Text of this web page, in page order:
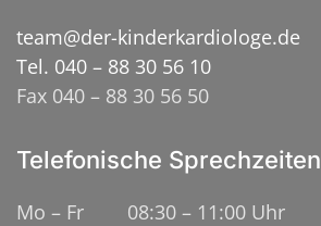
team@der-kinderkardiologe.de
Tel. 040 – 88 30 56 10
Fax 040 – 88 30 56 50
Telefonische Sprechzeiten
Mo – Fr 08:30 – 11:00 Uhr